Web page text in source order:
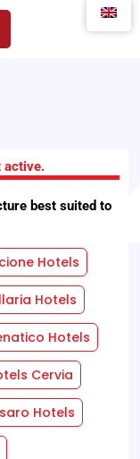
active.
best suited to
Hotels
Hotels
Hotels
Cervia
Hotels
OBLIGATION!
Services